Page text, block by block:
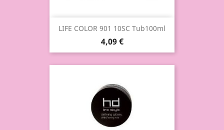
LIFE COLOR 901 10SC Tub100ml
4,09 €